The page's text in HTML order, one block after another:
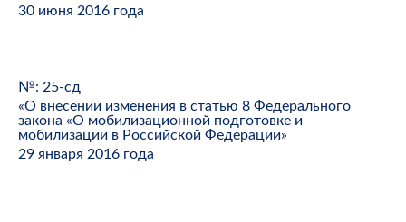
30 июня 2016 года
№: 25-сд
«О внесении изменения в статью 8 Федерального
закона «О мобилизационной подготовке и
мобилизации в Российской Федерации»
29 января 2016 года